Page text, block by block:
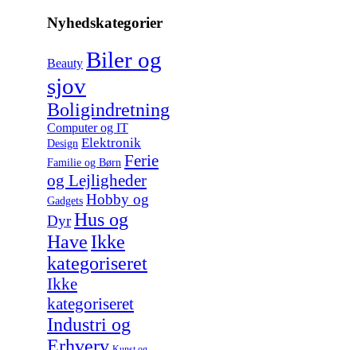
Nyhedskategorier
Beauty Biler og
sjov
Boligindretning
Computer og IT
Design Elektronik
Familie og Børn Ferie
og Lejligheder
Gadgets Hobby og
DyrHus og
Have Ikke
kategoriseret
Ikke
kategoriseret
Industri og